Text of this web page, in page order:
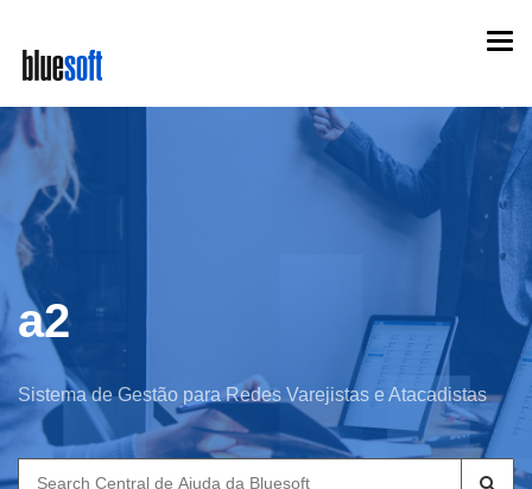
main
content
a2
Sistema de Gestão para Redes Varejistas e Atacadistas
Search